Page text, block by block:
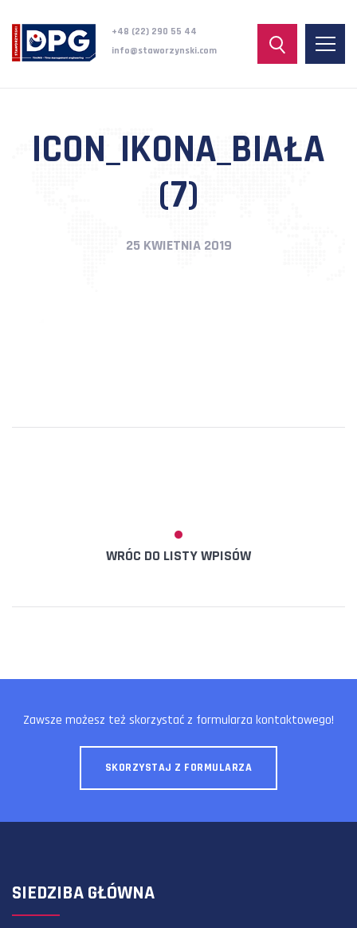
+48 (22) 290 55 44
info@staworzynski.com
ICON_IKONA_BIAŁA
(7)
25 KWIETNIA 2019
WRÓC DO LISTY WPISÓW
Zawsze możesz też skorzystać z formularza kontaktowego!
SKORZYSTAJ Z FORMULARZA
SIEDZIBA GŁÓWNA